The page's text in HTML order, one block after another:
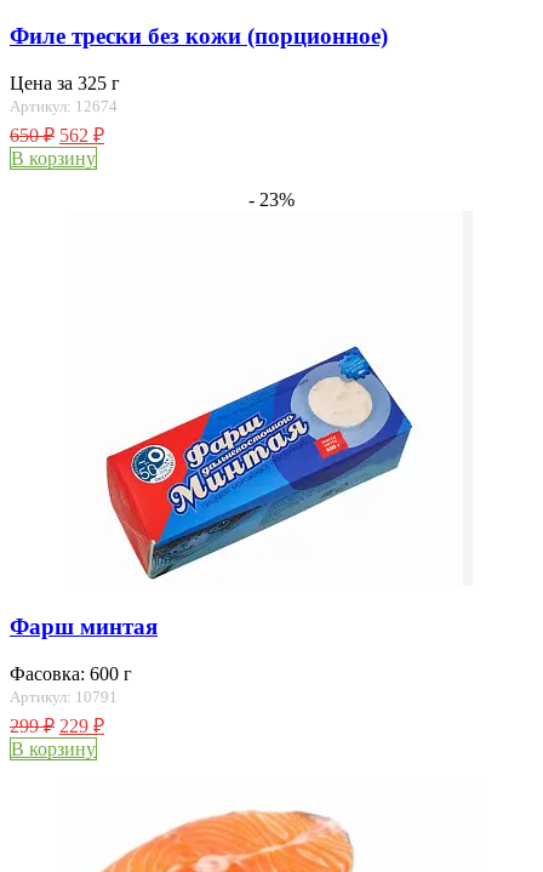
Филе трески без кожи (порционное)
Цена за 325 г
Артикул: 12674
650₽ 562 ₽
В корзину
- 23%
Фарш минтая
Фасовка: 600 г
Артикул: 10791
299₽ 229 ₽
В корзину